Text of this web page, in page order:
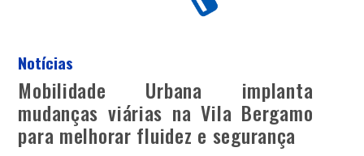
Notícias
Mobilidade Urbana implanta
mudanças viárias na Vila Bergamo
para melhorar fluidez e segurança